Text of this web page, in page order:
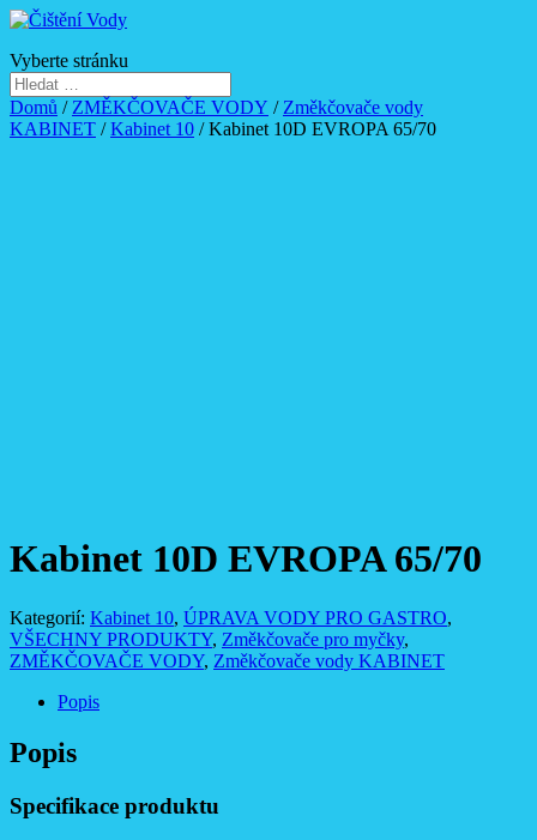
Vyberte stránku
Domů / ZMĚKČOVAČE VODY / Změkčovače vody
KABINET /Kabinet 10 / Kabinet 10D EVROPA 65/70
Kabinet 10D EVROPA 65/70
Kategorií: Kabinet 10, ÚPRAVA VODY PRO GASTRO,
VŠECHNY PRODUKTY, Změkčovače pro myčky,
ZMĚKČOVAČE VODY, Změkčovače vody KABINET
Popis
Popis
Specifikace produktu